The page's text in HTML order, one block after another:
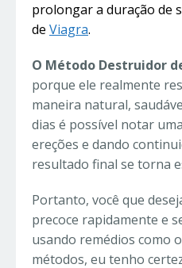
prolongar a duração de
de Viagra.
O Método Destruidor
porque ele realmente
maneira natural,
dias é possível notar
ereções e dando
resultado final se torna
Portanto, você que
precoce rapidamente e
usando remédios como
métodos, eu tenho